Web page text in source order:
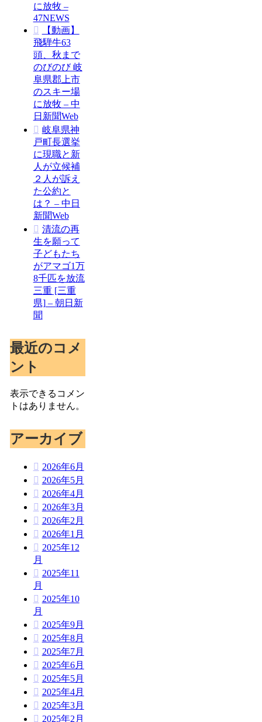
に放牧 –
47NEWS
【動画】
飛騨牛63
頭、秋まで
のびのび 岐
阜県郡上市
のスキー場
に放牧 – 中
日新聞Web
岐阜県神
戸町長選挙
に現職と新
人が立候補
２人が訴え
た公約と
は？ – 中日
新聞Web
清流の再
生を願って
子どもたち
がアマゴ1万
8千匹を放流
三重 [三重
県] – 朝日新
聞
最近のコメ
ント
表示できるコメン
トはありません。
アーカイブ
2026年6月
2026年5月
2026年4月
2026年3月
2026年2月
2026年1月
2025年12
月
2025年11
月
2025年10
月
2025年9月
2025年8月
2025年7月
2025年6月
2025年5月
2025年4月
2025年3月
2025年2月